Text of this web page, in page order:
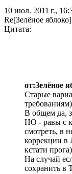
10 июл. 2011 г.,
Re[Зелёное
Цитата:
от:Зелёное
Старые
требованиям)
В общем да,
НО - равы с
смотреть, в
коррекции в
кстати
На случай
сохранить в